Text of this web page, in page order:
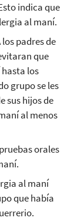
indica que
al maní.
padres de
que
los
grupo se les
sus hijos de
al menos
orales
al maní
que había